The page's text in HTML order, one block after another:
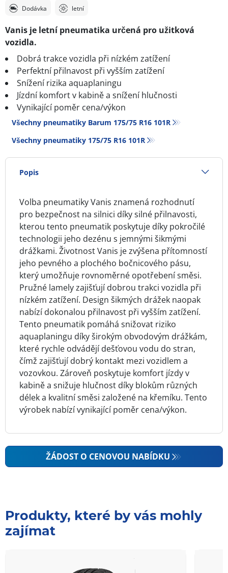
Dodávka letní
Vanis je letní pneumatika určená pro užitková
vozidla.
Dobrá trakce vozidla při nízkém zatížení
Perfektní přilnavost při vyšším zatížení
Snížení rizika aquaplaningu
Jízdní komfort v kabině a snížení hlučnosti
Vynikající poměr cena/výkon
Všechny pneumatiky Barum 175/75 R16 101R
Všechny pneumatiky‎ 175/75 R16 101R
Popis
Volba pneumatiky Vanis znamená rozhodnutí
pro bezpečnost na silnici díky silné přilnavosti,
kterou tento pneumatik poskytuje díky pokročilé
technologii jeho dezénu s jemnými šikmými
drážkami. Životnost Vanis je zvýšena přítomností
jeho pevného a plochého bočnicového pásu,
který umožňuje rovnoměrné opotřebení směsi.
Pružné lamely zajišťují dobrou trakci vozidla při
nízkém zatížení. Design šikmých drážek naopak
nabízí dokonalou přilnavost při vyšším zatížení.
Tento pneumatik pomáhá snižovat riziko
aquaplaningu díky širokým obvodovým drážkám,
které rychle odvádějí dešťovou vodu do stran,
čímž zajišťují dobrý kontakt mezi vozidlem a
vozovkou. Zároveň poskytuje komfort jízdy v
kabině a snižuje hlučnost díky blokům různých
délek a kvalitní směsi založené na křemíku. Tento
výrobek nabízí vynikající poměr cena/výkon.
ŽÁDOST O CENOVOU NABÍDKU
Produkty, které by vás mohly
zajímat